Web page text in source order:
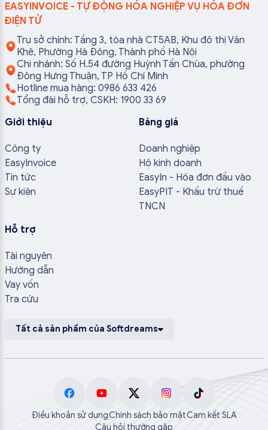
EASYINVOICE - TỰ ĐỘNG HÓA NGHIỆP VỤ HÓA ĐƠN
ĐIỆN TỬ
Trụ sở chính: Tầng 3, tòa nhà CT5AB, Khu đô thị Văn
Khê, Phường Hà Đông, Thành phố Hà Nội
Chi nhánh: Số H.54 đường Huỳnh Tấn Chùa, phường
Đông Hưng Thuận, TP Hồ Chí Minh
Hotline mua hàng: 0986 633 426
Tổng đài hỗ trợ, CSKH: 1900 33 69
Giới thiệu
Công ty
EasyInvoice
Tin tức
Sự kiện
Bảng giá
Doanh nghiệp
Hộ kinh doanh
EasyIn - Hóa đơn đầu vào
EasyPIT - Khấu trừ thuế
TNCN
Hỗ trợ
Tài nguyên
Hướng dẫn
Vay vốn
Tra cứu
Tất cả sản phẩm của Softdreams
Điều khoản sử dụngChính sách bảo mậtCam kết SLA
Câu hỏi thường gặp